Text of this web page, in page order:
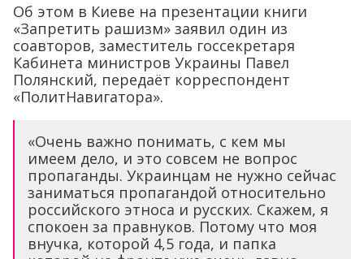
Об этом в Киеве на презентации книги
«Запретить рашизм» заявил один из
соавторов, заместитель госсекретаря
Кабинета министров Украины Павел
Полянский, передаёт корреспондент
«ПолитНавигатора».
«Очень важно понимать, с кем мы
имеем дело, и это совсем не вопрос
пропаганды. Украинцам не нужно сейчас
заниматься пропагандой относительно
российского этноса и русских. Скажем, я
спокоен за правнуков. Потому что моя
внучка, которой 4,5 года, и папка